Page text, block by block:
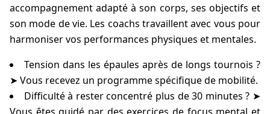
accompagnement adapté à son corps, ses objectifs et
son mode de vie. Les coachs travaillent avec vous pour
harmoniser vos performances physiques et mentales.
Tension dans les épaules après de longs tournois ?
➤ Vous recevez un programme spécifique de mobilité.
Difficulté à rester concentré plus de 30 minutes ? ➤